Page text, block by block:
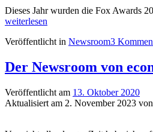
Dieses Jahr wurden die Fox Awards
weiterlesen
Veröffentlicht in Newsroom3
Der Newsroom von
Veröffentlicht am 13. Oktober 2020
Aktualisiert am 2. November 2023 von